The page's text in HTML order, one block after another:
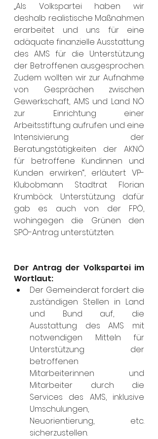
„Als Volkspartei haben wir
deshalb realistische Maßnahmen
erarbeitet und uns für eine
adäquate finanzielle Ausstattung
des AMS für die Unterstützung
der Betroffenen ausgesprochen.
Zudem wollten wir zur Aufnahme
von Gesprächen zwischen
Gewerkschaft, AMS und Land NÖ
zur Einrichtung einer
Arbeitsstiftung aufrufen und eine
Intensivierung der
Beratungstätigkeiten der AKNÖ
für betroffene Kundinnen und
Kunden erwirken“, erläutert VP-
Klubobmann Stadtrat Florian
Krumböck. Unterstützung dafür
gab es auch von der FPÖ,
wohingegen die Grünen den
SPÖ-Antrag unterstützten.
Der Antrag der Volkspartei im
Wortlaut:
Der Gemeinderat fordert die
zuständigen Stellen in Land
und Bund auf, die
Ausstattung des AMS mit
notwendigen Mitteln für
Unterstützung der
betroffenen
Mitarbeiterinnen und
Mitarbeiter durch die
Services des AMS, inklusive
Umschulungen,
Neuorientierung, etc.
sicherzustellen.